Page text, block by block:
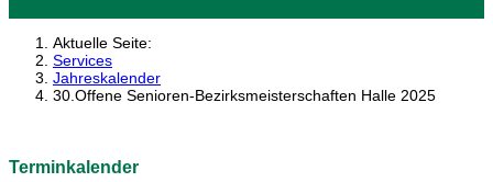
Aktuelle Seite:
Services
Jahreskalender
30.Offene Senioren-Bezirksmeisterschaften Halle 2025
Terminkalender